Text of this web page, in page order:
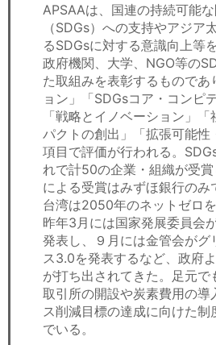
APSAAは、国連の持続可能
（SDGs）への支持やアジア
るSDGsに対する意識向上等
政府機関、大学、NGO等の
た取組みを表彰するものであ
ョン」「SDGsコア・コンピ
「戦略とイノベーション」
パクトの創出」「拡張可能性
項目で評価が行われる。
れで計50の企業・組織が受
による受賞はみずほ銀行のみ
台湾は2050年のネットゼロを
昨年3月には国家発展委員会
発表し、９月には金管会がグ
ス3.0を発表するなど、政府
が打ち出されてきた。足元で
取引所の開設や炭素費用の導
ス削減目標の達成に向けた制
でいる。